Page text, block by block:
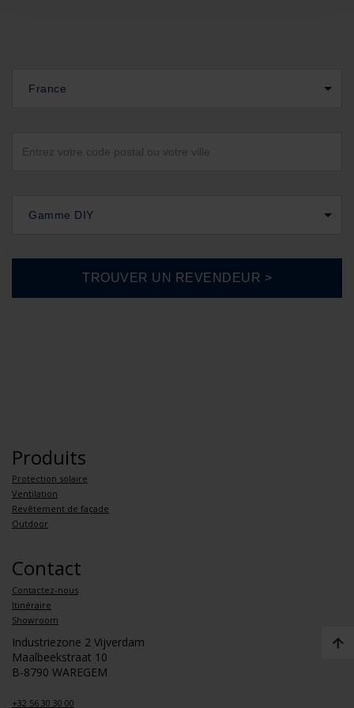
France
Gamme DIY
Produits
Protection solaire
Ventilation
Revêtement de façade
Outdoor
Contact
Contactez-nous
Itinéraire
Showroom
Industriezone 2 Vijverdam
Maalbeekstraat 10
B-8790 WAREGEM
+32 56 30 30 00